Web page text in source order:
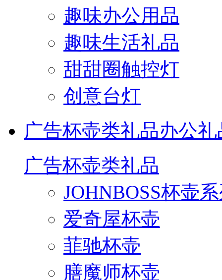
趣味办公用品
趣味生活礼品
甜甜圈触控灯
创意台灯
广告杯壶类礼品办公礼
广告杯壶类礼品
JOHNBOSS杯壶
爱奇屋杯壶
菲驰杯壶
膳魔师杯壶